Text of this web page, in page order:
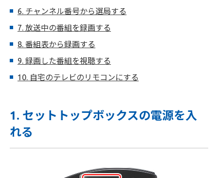
6. チャンネル番号から選局する
7. 放送中の番組を録画する
8. 番組表から録画する
9. 録画した番組を視聴する
10. 自宅のテレビのリモコンにする
1. セットトップボックスの電源を入
れる